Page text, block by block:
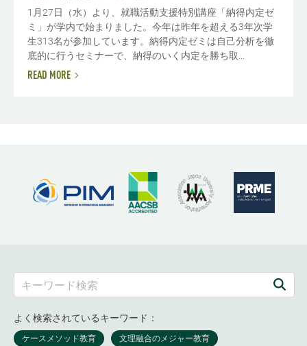
1月27日（水）より、就職活動支援特別講座「納得内定ゼ
ミ」が学内で始まりました。今年は昨年を超える3年次学
生313名が参加しています。納得内定ゼミは自己分析を徹
底的に行うセミナーで、納得のいく内定を勝ち取...
READ MORE
よく検索されているキーワード：